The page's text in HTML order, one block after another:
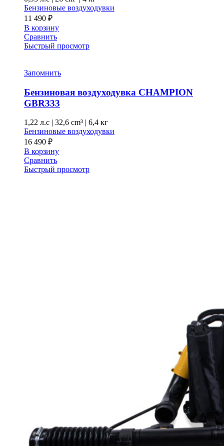
Бензиновые воздуходувки
11 490 ₽
В корзину
Сравнить
Быстрый просмотр
Запомнить
Бензиновая воздуходувка CHAMPION
GBR333
1,22 л.с | 32,6 cm³ | 6,4 кг
Бензиновые воздуходувки
16 490 ₽
В корзину
Сравнить
Быстрый просмотр